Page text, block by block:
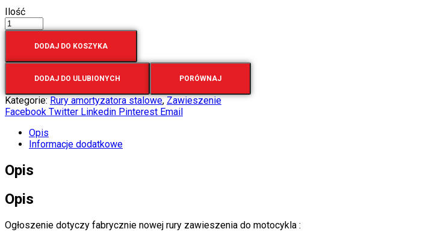
Ilość
DODAJ DO KOSZYKA
DODAJ DO ULUBIONYCH PORÓWNAJ
Kategorie:Rury amortyzatora stalowe,Zawieszenie
Facebook Twitter Linkedin Pinterest Email
Opis
Informacje dodatkowe
Opis
Opis
Ogłoszenie dotyczy fabrycznie nowej rury zawieszenia do motocykla :